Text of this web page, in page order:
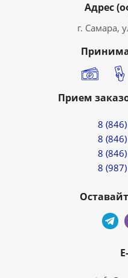
Адрес
г. Самара,
Прием
8
8
8
8